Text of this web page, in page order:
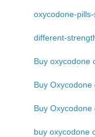
oxycodone-
different-
Buy oxycodone
Buy
Buy
buy oxycodone